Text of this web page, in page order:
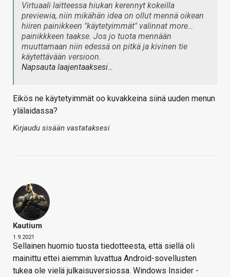
Virtuaali laitteessa hiukan kerennyt kokeilla
previewia, niin mikähän idea on ollut mennä oikean
hiiren painikkeen "käytetyimmät" valinnat more…
painikkkeen taakse. Jos jo tuota mennään
muuttamaan niin edessä on pitkä ja kivinen tie
käytettävään versioon.
Napsauta laajentaaksesi…
Eikös ne käytetyimmät oo kuvakkeina siinä uuden menun
ylälaidassa?
Kirjaudu sisään vastataksesi
Kautium
1.9.2021
Sellainen huomio tuosta tiedotteesta, että siellä oli
mainittu ettei aiemmin luvattua Android-sovellusten
tukea ole vielä julkaisuversiossa. Windows Insider -